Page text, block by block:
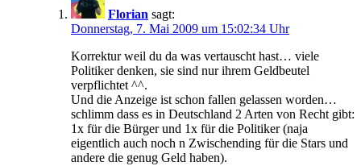
Florian sagt:
Donnerstag, 7. Mai 2009 um 15:02:34 Uhr
Korrektur weil du da was vertauscht hast… viele
Politiker denken, sie sind nur ihrem Geldbeutel
verpflichtet ^^.
Und die Anzeige ist schon fallen gelassen worden…
schlimm dass es in Deutschland 2 Arten von Recht gibt:
1x für die Bürger und 1x für die Politiker (naja
eigentlich auch noch n Zwischending für die Stars und
andere die genug Geld haben).